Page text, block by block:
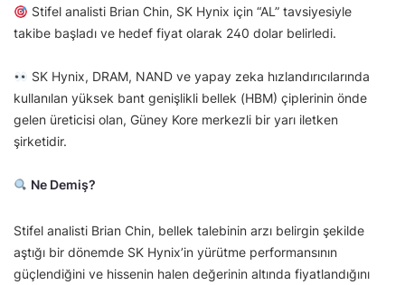
Stifel analisti Brian Chin, SK Hynix için “AL” tavsiyesiyle
takibe başladı ve hedef fiyat olarak 240 dolar belirledi.
SK Hynix, DRAM, NAND ve yapay zeka hızlandırıcılarında
kullanılan yüksek bant genişlikli bellek (HBM) çiplerinin önde
gelen üreticisi olan, Güney Kore merkezli bir yarı iletken
şirketidir.
Ne Demiş?
Stifel analisti Brian Chin, bellek talebinin arzı belirgin şekilde
aştığı bir dönemde SK Hynix’in yürütme performansının
güçlendiğini ve hissenin halen değerinin altında fiyatlandığını